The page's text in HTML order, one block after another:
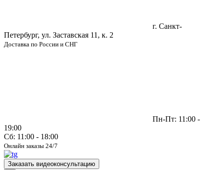
г. Санкт-
Петербург, ул. Заставская 11, к. 2
Доставка по России и СНГ
Пн-Пт: 11:00 -
19:00
Сб: 11:00 - 18:00
Онлайн заказы 24/7
Заказать видеоконсультацию